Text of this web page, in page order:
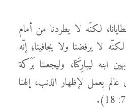
لكنّه لا يطردنا من أمام
لا يرفضنا ولا يجافينا؛ إنّه
ابنه ليبارِكَنا، وليجعلنا بَرَكة
يعمل لإظهار الذنب، إلهنا